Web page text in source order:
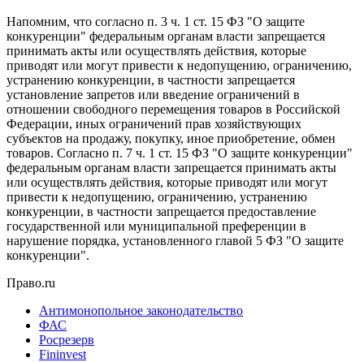
Напомним, что согласно п. 3 ч. 1 ст. 15 ФЗ "О защите
конкуренции" федеральным органам власти запрещается
принимать акты или осуществлять действия, которые
приводят или могут привести к недопущению, ограничению,
устранению конкуренции, в частности запрещается
установление запретов или введение ограничений в
отношении свободного перемещения товаров в Российской
Федерации, иных ограничений прав хозяйствующих
субъектов на продажу, покупку, иное приобретение, обмен
товаров. Согласно п. 7 ч. 1 ст. 15 ФЗ "О защите конкуренции"
федеральным органам власти запрещается принимать акты
или осуществлять действия, которые приводят или могут
привести к недопущению, ограничению, устранению
конкуренции, в частности запрещается предоставление
государственной или муниципальной преференции в
нарушение порядка, установленного главой 5 ФЗ "О защите
конкуренции".
Право.ru
Антимонопольное законодательство
ФАС
Росрезерв
Fininvest